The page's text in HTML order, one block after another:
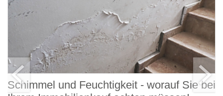
Schimmel und Feuchtigkeit - worauf Sie bei